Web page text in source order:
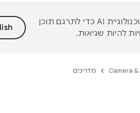
‫Google משתמשת בטכנולוגיית AI כדי לתרגם תוכן
להיות שגיאות.
Camera מדריכים